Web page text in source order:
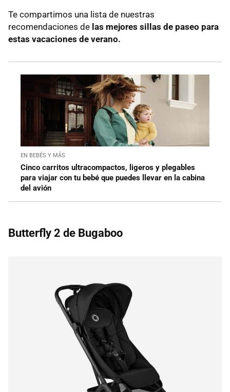
Te compartimos una lista de nuestras
recomendaciones de las mejores sillas de paseo para
estas vacaciones de verano.
EN BEBÉS Y MÁS
Cinco carritos ultracompactos, ligeros y plegables
para viajar con tu bebé que puedes llevar en la cabina
del avión
Butterfly 2 de Bugaboo